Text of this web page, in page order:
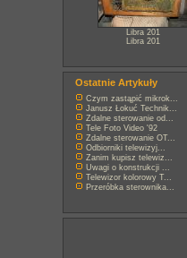
Libra 201
Libra 201
Ostatnie Artykuły
Czym zastąpić mikrok...
Janusz Łokuć Technik...
Zdalne sterowanie od...
Tele Foto Video '92
Zdalne sterowanie OT...
Odbiorniki telewizyj...
Zanim kupisz telewiz...
Uwagi o konstrukcji ...
Telewizor kolorowy T...
Przeróbka sterownika...